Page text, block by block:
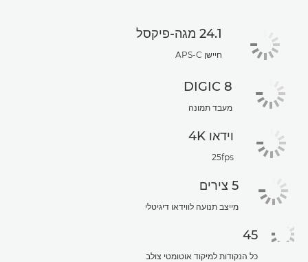
24.1 מגה-פיקסל
חיישן APS-C
DIGIC 8
מעבד תמונה
וידאו 4K
25fps
5 צירים
מייצב תנועה לווידאו דיגיטלי
45
כל הנקודות למיקוד אוטומטי צולב